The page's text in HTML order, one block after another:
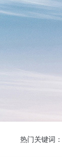
热门关键词：